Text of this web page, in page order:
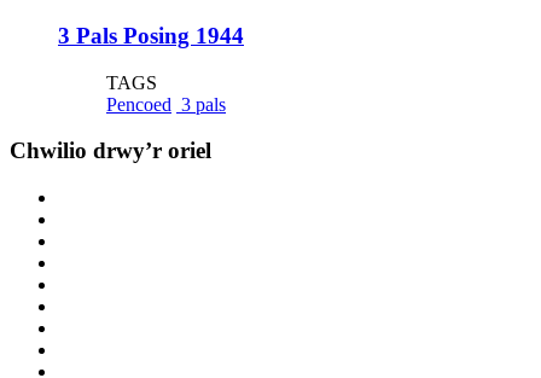
3 Pals Posing 1944
TAGS
Pencoed 3 pals
Chwilio drwy’r oriel